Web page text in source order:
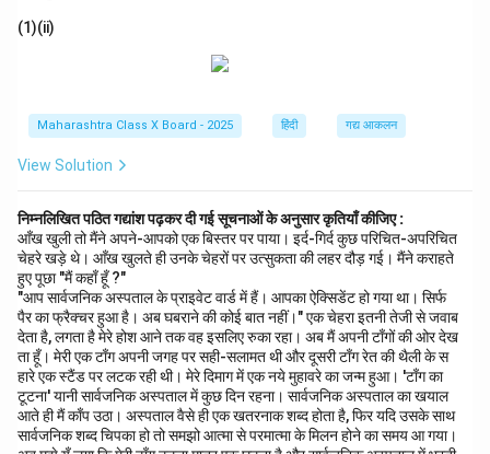
(1)(ii)
Maharashtra Class X Board - 2025 हिंदी गद्य आकलन
View Solution
निम्नलिखित पठित गद्यांश पढ़कर दी गई सूचनाओं के अनुसार कृतियाँ कीजिए :
आँख खुली तो मैंने अपने-आपको एक बिस्तर पर पाया। इर्द-गिर्द कुछ परिचित-अपरिचित
चेहरे खड़े थे। आँख खुलते ही उनके चेहरों पर उत्सुकता की लहर दौड़ गई। मैंने कराहते
हुए पूछा "मैं कहाँ हूँ ?"
"आप सार्वजनिक अस्पताल के प्राइवेट वार्ड में हैं। आपका ऐक्सिडेंट हो गया था। सिर्फ
पैर का फ्रैक्चर हुआ है। अब घबराने की कोई बात नहीं।" एक चेहरा इतनी तेजी से जवाब
देता है, लगता है मेरे होश आने तक वह इसलिए रुका रहा। अब मैं अपनी टाँगों की ओर देख
ता हूँ। मेरी एक टाँग अपनी जगह पर सही-सलामत थी और दूसरी टाँग रेत की थैली के स
हारे एक स्टैंड पर लटक रही थी। मेरे दिमाग में एक नये मुहावरे का जन्म हुआ। 'टाँग का
टूटना' यानी सार्वजनिक अस्पताल में कुछ दिन रहना। सार्वजनिक अस्पताल का खयाल
आते ही मैं काँप उठा। अस्पताल वैसे ही एक खतरनाक शब्द होता है, फिर यदि उसके साथ
सार्वजनिक शब्द चिपका हो तो समझो आत्मा से परमात्मा के मिलन होने का समय आ गया।